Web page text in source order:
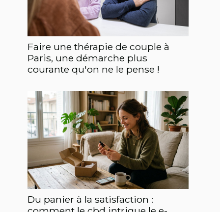
Faire une thérapie de couple à
Paris, une démarche plus
courante qu'on ne le pense !
Du panier à la satisfaction :